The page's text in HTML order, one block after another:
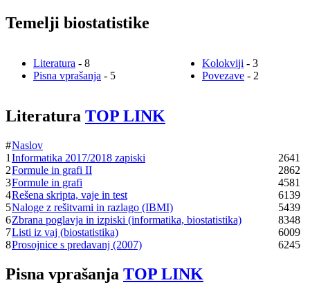
Temelji biostatistike
Literatura - 8
Pisna vprašanja - 5
Kolokviji - 3
Povezave - 2
Literatura TOP LINK
#Naslov
1 Informatika 2017/2018 zapiski
2641
2Formule in grafi II
2862
3Formule in grafi
4581
4Rešena skripta, vaje in test
6139
5Naloge z rešitvami in razlago (IBMI)
5439
6Zbrana poglavja in izpiski (informatika, biostatistika)
8348
7Listi iz vaj (biostatistika)
6009
8Prosojnice s predavanj (2007) 6245
Pisna vprašanja TOP LINK